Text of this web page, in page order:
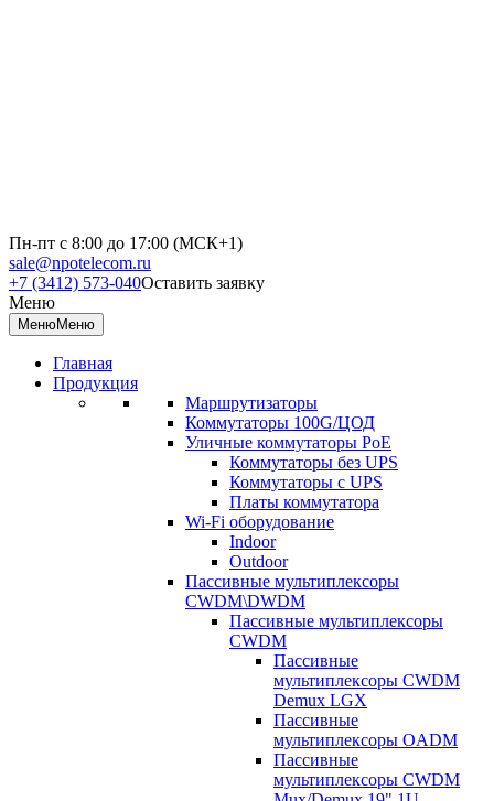
Пн-пт с 8:00 до 17:00 (МСК+1)
sale@npotelecom.ru
+7 (3412) 573-040Оставить заявку
Меню
МенюМеню
Главная
Продукция
Маршрутизаторы
Коммутаторы 100G/ЦОД
Уличные коммутаторы PoE
Коммутаторы без UPS
Коммутаторы с UPS
Платы коммутатора
Wi-Fi оборудование
Indoor
Outdoor
Пассивные мультиплексоры
CWDM\DWDM
Пассивные мультиплексоры
CWDM
Пассивные
мультиплексоры CWDM
Demux LGX
Пассивные
мультиплексоры OADM
Пассивные
мультиплексоры CWDM